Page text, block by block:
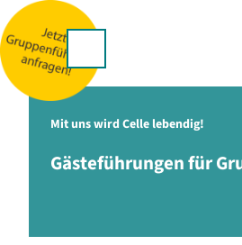
u
m
I
SucheMenü
Mit uns wird Celle lebendig!
Gästeführungen für